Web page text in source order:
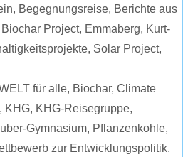
, Begegnungsreise, Berichte aus
Biochar Project, Emmaberg, Kurt-
, Solar Project,
für alle, Biochar, Climate
, KHG, KHG-Reisegruppe,
Gymnasium, Pflanzenkohle,
zur Entwicklungspolitik,